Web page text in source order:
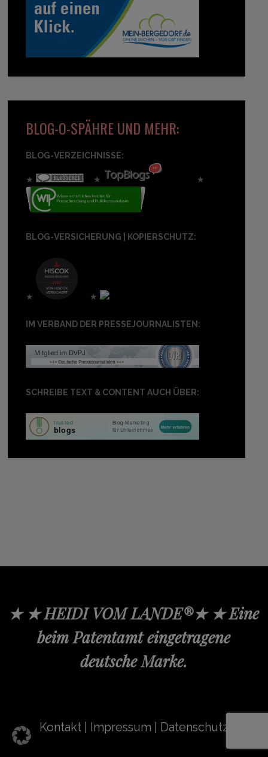
BLOG-O-SPÄHRE UND MEHR:
BLOG-VERZEICHNISSE:
★ ★ ★
BLOG-VERSICHERUNG | KOPIERSCHUTZ:
★ ★
IM VERBAND DER PRESSEJOURNALISTEN:
SCHREIBE TEXT & CONTENT AUCH ÜBER:
★ ★ HEIDI VOM LANDE®★ ★ Eine
beim Patentamt eingetragene
deutsche Marke.
Kontakt Impressum Datenschutz